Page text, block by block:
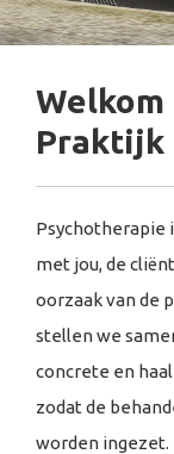
Praktijk
Psychotherapie
met jou, de
oorzaak van de
stellen we
concrete en
zodat de
worden ingezet.